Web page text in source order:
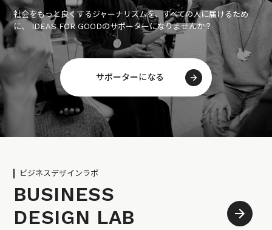
社会をもっと良くするジャーナリズムを、すべての人に届けるため
に、 IDEAS FOR GOODのサポーターになりませんか？
サポーターになる
ビジネスデザインラボ
BUSINESS
DESIGN LAB